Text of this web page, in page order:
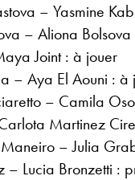
– Yasmine
– Aliona
Joint : à jouer
– Aya El Aouni : à
– Camila
Martinez
Maneiro – Julia
– Lucia Bronzetti :